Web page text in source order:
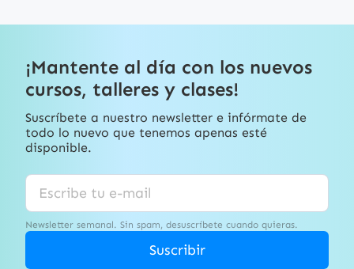
¡Mantente al día con los nuevos
cursos, talleres y clases!
Suscríbete a nuestro newsletter e infórmate de
todo lo nuevo que tenemos apenas esté
disponible.
Newsletter semanal. Sin spam, desuscríbete cuando quieras.
Suscribir